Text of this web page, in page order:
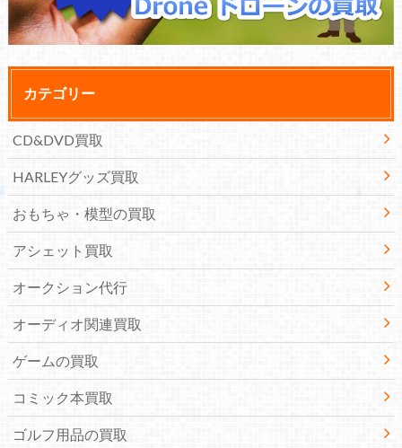
カテゴリー
CD&DVD買取
HARLEYグッズ買取
おもちゃ・模型の買取
アシェット買取
オークション代行
オーディオ関連買取
ゲームの買取
コミック本買取
ゴルフ用品の買取